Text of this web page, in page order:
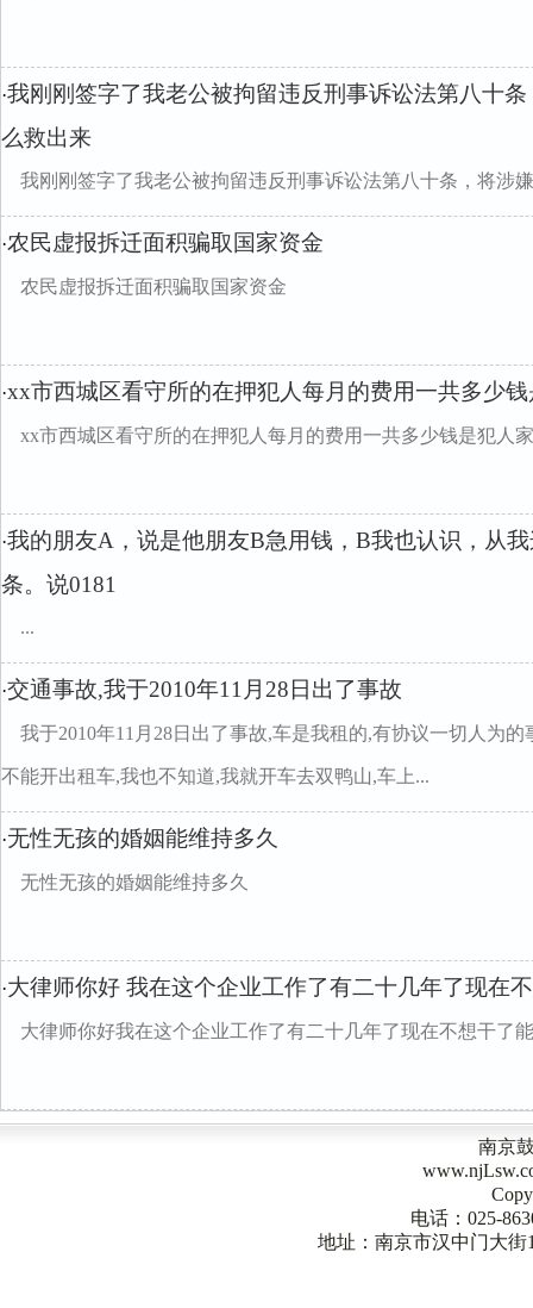
·我刚刚签字了我老公被拘留违反刑事诉讼法第八十
么救出来
我刚刚签字了我老公被拘留违反刑事诉讼法第八十条，将涉
·农民虚报拆迁面积骗取国家资金
农民虚报拆迁面积骗取国家资金
·xx市西城区看守所的在押犯人每月的费用一共多少
xx市西城区看守所的在押犯人每月的费用一共多少钱是犯人
·我的朋友A，说是他朋友B急用钱，B我也认识，从
条。说0181
...
·交通事故,我于2010年11月28日出了事故
我于2010年11月28日出了事故,车是我租的,有协议一切人为
不能开出租车,我也不知道,我就开车去双鸭山,车上...
·无性无孩的婚姻能维持多久
无性无孩的婚姻能维持多久
·大律师你好 我在这个企业工作了有二十几年了现在
大律师你好我在这个企业工作了有二十几年了现在不想干了
南京
电话：025-
地址：南京市汉中门大